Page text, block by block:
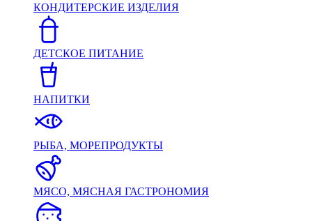
КОНДИТЕРСКИЕ ИЗДЕЛИЯ
ДЕТСКОЕ ПИТАНИЕ
НАПИТКИ
РЫБА, МОРЕПРОДУКТЫ
МЯСО, МЯСНАЯ ГАСТРОНОМИЯ